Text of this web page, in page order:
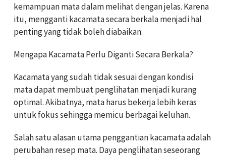
kemampuan mata dalam melihat dengan jelas. Karena
itu, mengganti kacamata secara berkala menjadi hal
penting yang tidak boleh diabaikan.
Mengapa Kacamata Perlu Diganti Secara Berkala?
Kacamata yang sudah tidak sesuai dengan kondisi
mata dapat membuat penglihatan menjadi kurang
optimal. Akibatnya, mata harus bekerja lebih keras
untuk fokus sehingga memicu berbagai keluhan.
Salah satu alasan utama penggantian kacamata adalah
perubahan resep mata. Daya penglihatan seseorang